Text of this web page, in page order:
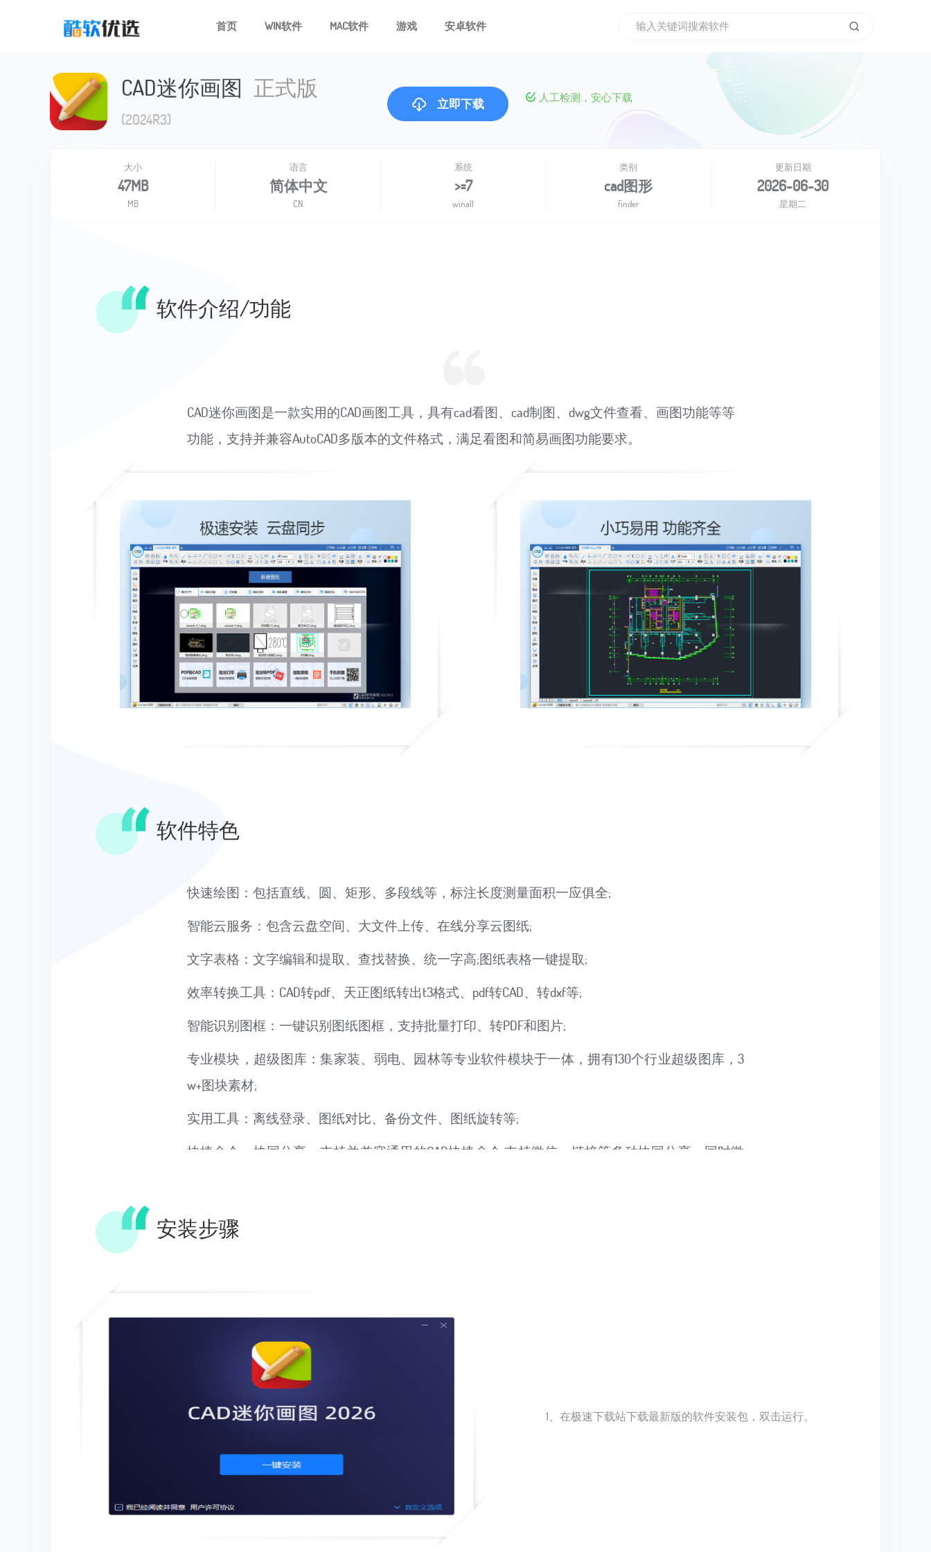
首页 WIN软件 MAC软件 游戏 安卓软件
CAD迷你画图 正式版
(2024R3)
立即下载 人工检测，安心下载
大小
47MB
MB
语言
简体中文
CN
系统
>=7
winall
类别
cad图形
finder
更新日期
2026-06-30
星期二
软件介绍/功能
CAD迷你画图是一款实用的CAD画图工具，具有cad看图、cad制图、dwg文件查看、画图功能等等
功能，支持并兼容AutoCAD多版本的文件格式，满足看图和简易画图功能要求。
软件特色
快速绘图：包括直线、圆、矩形、多段线等，标注长度测量面积一应俱全;
智能云服务：包含云盘空间、大文件上传、在线分享云图纸;
文字表格：文字编辑和提取、查找替换、统一字高;图纸表格一键提取;
效率转换工具：CAD转pdf、天正图纸转出t3格式、pdf转CAD、转dxf等;
智能识别图框：一键识别图纸图框，支持批量打印、转PDF和图片;
专业模块，超级图库：集家装、弱电、园林等专业软件模块于一体，拥有130个行业超级图库，3
w+图块素材;
实用工具：离线登录、图纸对比、备份文件、图纸旋转等;
快捷命令，协同分享：支持并兼容通用的CAD快捷命令;支持微信、链接等多种协同分享，同时微
安装步骤
1、在极速下载站下载最新版的软件安装包，双击运行。